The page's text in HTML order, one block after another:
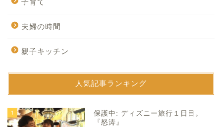
子育て
夫婦の時間
親子キッチン
人気記事ランキング
1
保護中: ディズニー旅行１日目。
『怒涛』